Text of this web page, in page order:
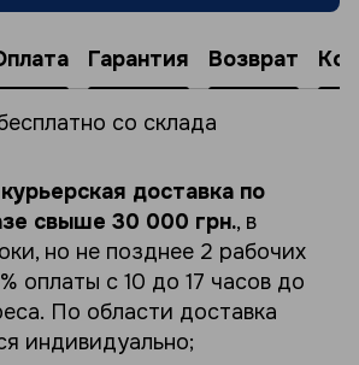
Гарантия Возврат
со склада
доставка по
свыше 30 000 грн., в
но не позднее 2 рабочих
оплаты с 10 до 17 часов до
По области доставка
индивидуально;